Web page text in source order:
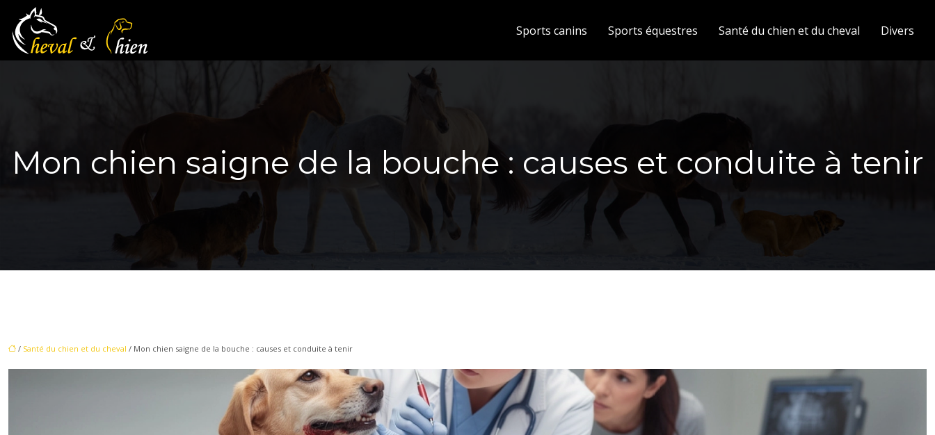
Sports canins Sports équestres Santé du chien et du cheval Divers
Mon chien saigne de la bouche : causes et conduite à tenir
/ Santé du chien et du cheval / Mon chien saigne de la bouche : causes et conduite à tenir